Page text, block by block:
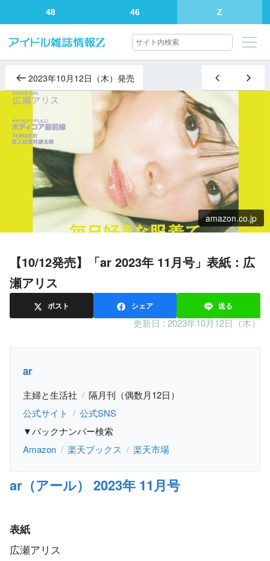
48 46 Z
2023年10月12日（木）発売
amazon.co.jp
【10/12発売】「ar 2023年 11月号」表紙：広
瀬アリス
ポスト シェア 送る
更新日 : 2023年10月12日（木）
ar
主婦と生活社
隔月刊（偶数月12日）
公式サイト
公式SNS
▼バックナンバー検索
Amazon
楽天ブックス 楽天市場
ar（アール） 2023年 11月号
表紙
広瀬アリス